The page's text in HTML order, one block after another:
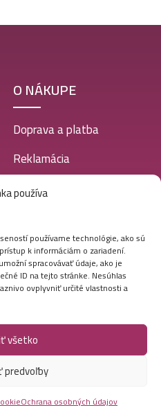
používa
používame technológie, ako sú
k informáciám o zariadení.
spracovávať údaje, ako je
ID na tejto stránke. Nesúhlas
ovplyvniť určité vlastnosti a
všetko
Ochrana osobných údajov
O NÁKUPE
Doprava a platba
Reklamácia
Obchodné podmienky
údajov